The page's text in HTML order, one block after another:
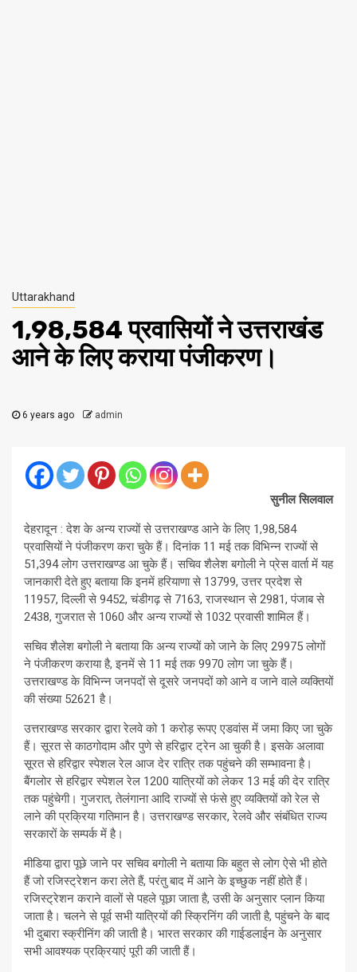
Uttarakhand
1,98,584 प्रवासियों ने उत्तराखंड
आने के लिए कराया पंजीकरण।
6 years ago admin
सुनील सिलवाल
देहरादून : देश के अन्य राज्यों से उत्तराखण्ड आने के लिए 1,98,584
प्रवासियों ने पंजीकरण करा चुके हैं। दिनांक 11 मई तक विभिन्न राज्यों से
51,394 लोग उत्तराखण्ड आ चुके हैं। सचिव शैलेश बगोली ने प्रेस वार्ता में यह
जानकारी देते हुए बताया कि इनमें हरियाणा से 13799, उत्तर प्रदेश से
11957, दिल्ली से 9452, चंडीगढ़ से 7163, राजस्थान से 2981, पंजाब से
2438, गुजरात से 1060 और अन्य राज्यों से 1032 प्रवासी शामिल हैं।
सचिव शैलेश बगोली ने बताया कि अन्य राज्यों को जाने के लिए 29975 लोगों
ने पंजीकरण कराया है, इनमें से 11 मई तक 9970 लोग जा चुके हैं।
उत्तराखण्ड के विभिन्न जनपदों से दूसरे जनपदों को आने व जाने वाले व्यक्तियों
की संख्या 52621 है।
उत्तराखण्ड सरकार द्वारा रेलवे को 1 करोड़ रूपए एडवांस में जमा किए जा चुके
हैं। सूरत से काठगोदाम और पुणे से हरिद्वार ट्रेन आ चुकी है। इसके अलावा
सूरत से हरिद्वार स्पेशल रेल आज देर रात्रि तक पहुंचने की सम्भावना है।
बैंगलोर से हरिद्वार स्पेशल रेल 1200 यात्रियों को लेकर 13 मई की देर रात्रि
तक पहुंचेगी। गुजरात, तेलंगाना आदि राज्यों से फंसे हुए व्यक्तियों को रेल से
लाने की प्रक्रिया गतिमान है। उत्तराखण्ड सरकार, रेलवे और संबंधित राज्य
सरकारों के सम्पर्क में है।
मीडिया द्वारा पूछे जाने पर सचिव बगोली ने बताया कि बहुत से लोग ऐसे भी होते
हैं जो रजिस्ट्रेशन करा लेते हैं, परंतु बाद में आने के इच्छुक नहीं होते हैं।
रजिस्ट्रेशन कराने वालों से पहले पूछा जाता है, उसी के अनुसार प्लान किया
जाता है। चलने से पूर्व सभी यात्रियों की स्क्रिनिंग की जाती है, पहुंचने के बाद
भी दुबारा स्क्रीनिंग की जाती है। भारत सरकार की गाईडलाईन के अनुसार
सभी आवश्यक प्रक्रियाएं पूरी की जाती हैं।